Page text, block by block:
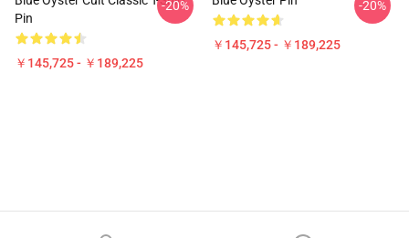
Pin
￥145,725 - ￥189,225
-20%
￥145,725 - ￥189,225
-20%